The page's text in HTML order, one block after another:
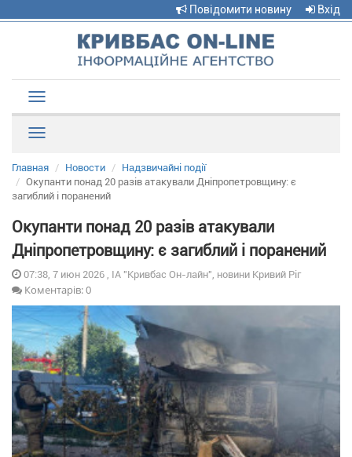
Повідомити новину Вхід
navigation
Главная Новости
Надзвичайні події
Окупанти понад 20 разів атакували Дніпропетровщину: є
загиблий і поранений
Окупанти понад 20 разів атакували
Дніпропетровщину: є загиблий і поранений
07:38, 7 июн 2026 , ІА "Кривбас Он-лайн", новини Кривий Ріг
Коментарів: 0